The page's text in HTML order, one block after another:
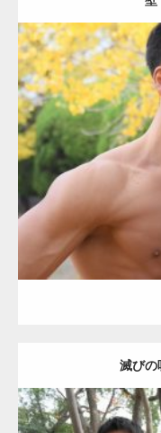
Category:公園のマッチョ
滅びの
【
ギネ
【TV
ラス